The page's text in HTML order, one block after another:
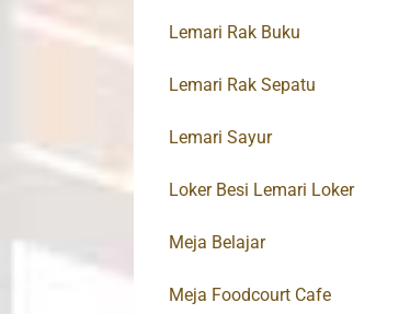
Lemari Rak Buku
Lemari Rak Sepatu
Lemari Sayur
Loker Besi Lemari Loker
Meja Belajar
Meja Foodcourt Cafe